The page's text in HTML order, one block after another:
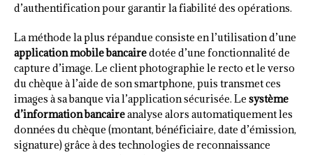
d’authentification pour garantir la fiabilité des opérations.
La méthode la plus répandue consiste en l’utilisation d’une
application mobile bancairedotée d’une fonctionnalité de
capture d’image. Le client photographie le recto et le verso
du chèque à l’aide de son smartphone, puis transmet ces
images à sa banque via l’application sécurisée. Le système
d’information bancaireanalyse alors automatiquement les
données du chèque (montant, bénéficiaire, date d’émission,
signature) grâce à des technologies de reconnaissance